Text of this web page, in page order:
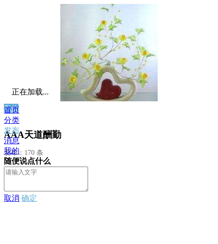
私信
AAA天道酬勤
发布：170 条
正在加载...
首页
分类
发布
消息
我的
随便说点什么
取消 确定